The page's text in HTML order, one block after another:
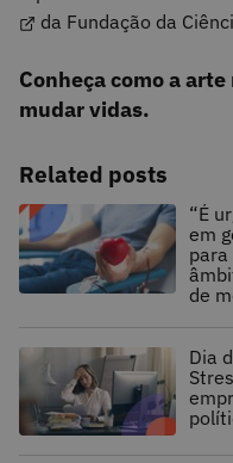
da Fundação da
Conheça como a
mudar vidas.
Related posts
“É
em
de
Dia